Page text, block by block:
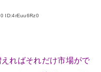
ID:4rEuu6Rz0
ればそれだけ市場がで